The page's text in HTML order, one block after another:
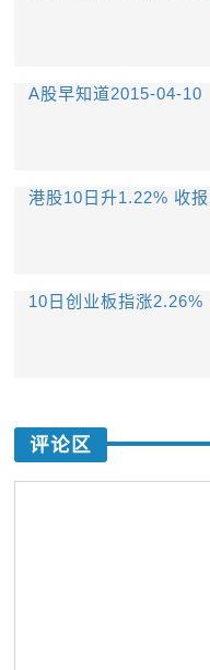
A股早知道2015-04-10
港股10日升1.22% 收
10日创业板指涨2.26%
评论区